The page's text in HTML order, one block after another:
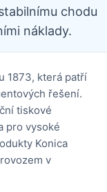
chodu
náklady.
1873, která patří
řešení.
tiskové
pro vysoké
Konica
v